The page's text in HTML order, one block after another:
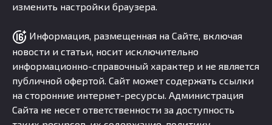
изменить настройки браузера.
Информация, размещенная на Сайте, включая
новости и статьи, носит исключительно
информационно-справочный характер и не является
публичной офертой. Сайт может содержать ссылки
на сторонние интернет-ресурсы. Администрация
Сайта не несет ответственности за доступность